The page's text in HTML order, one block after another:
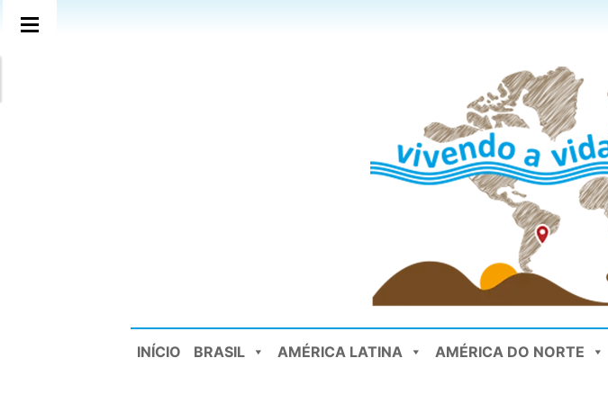
INÍCIO BRASIL AMÉRICA LATINA AMÉRICA DO NORTE